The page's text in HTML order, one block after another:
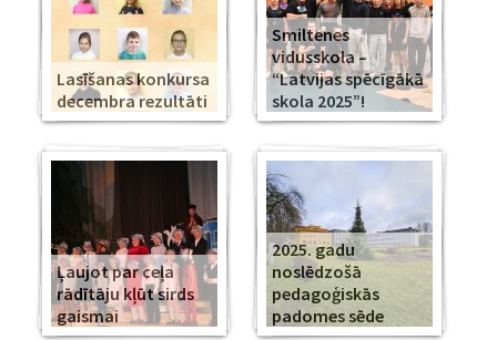
Lasīšanas konkursa
decembra rezultāti
Smiltenes
vidusskola –
“Latvijas spēcīgākā
skola 2025”!
Ļaujot par ceļa
rādītāju kļūt sirds
gaismai
2025. gadu
noslēdzošā
pedagoģiskās
padomes sēde